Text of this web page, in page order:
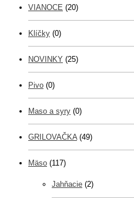
VIANOCE (20)
Klíčky (0)
NOVINKY (25)
Pivo (0)
Maso a syry (0)
GRILOVAČKA (49)
Mäso (117)
Jahňacie (2)